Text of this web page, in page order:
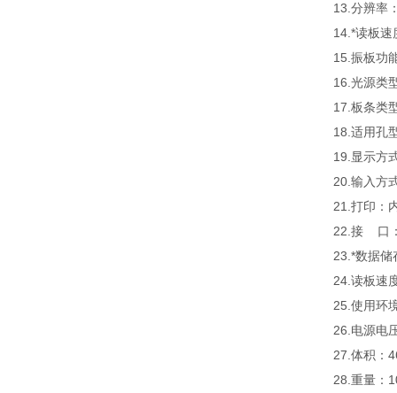
13. 分辨率
14. *读板速
15. 振板功
16. 光源类
17. 板条类
18. 适用孔
19. 显示方
20. 输入方
21. 打印：
22. 接 口：
23. *数据储
24. 读板速
25. 使用环
26. 电源电
27. 体积：
28. 重量：